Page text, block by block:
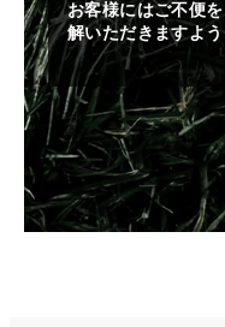
お客様にはご不便
解いただきますよ